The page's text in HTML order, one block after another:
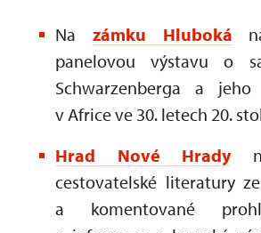
Na zámku Hluboká
panelovou výstavu o
Schwarzenberga a
v Africe ve 30. letech 20.
Hrad Nové Hrady
cestovatelské literatury
a komentované